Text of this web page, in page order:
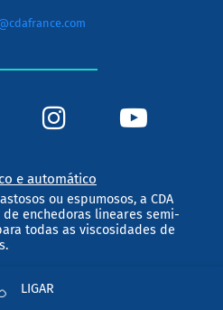
LIGAR
e automático
ou espumosos, a CDA
enchedoras lineares semi-
todas as viscosidades de
rolhadoras
tampas de pipeta,